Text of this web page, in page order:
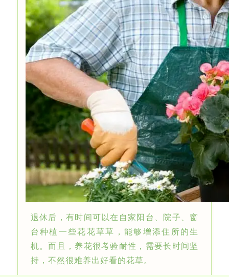
退休后，有时间可以在自家阳台、院子、窗
台种植一些花花草草，能够增添住所的生
机。而且，养花很考验耐性，需要长时间坚
持，不然很难养出好看的花草。